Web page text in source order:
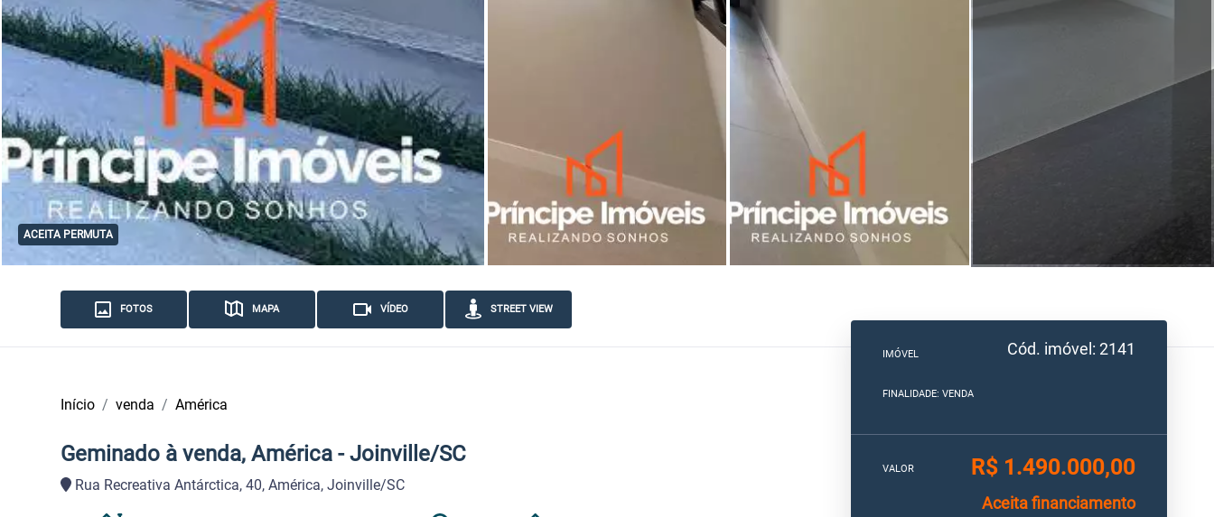
ACEITA PERMUTA
FOTOS MAPA VÍDEO STREET VIEW
Início venda América
Geminado à venda, América - Joinville/SC
Rua Recreativa Antárctica, 40, América, Joinville/SC
IMÓVEL Cód. imóvel: 2141
FINALIDADE: VENDA
VALOR R$ 1.490.000,00
Aceita financiamento